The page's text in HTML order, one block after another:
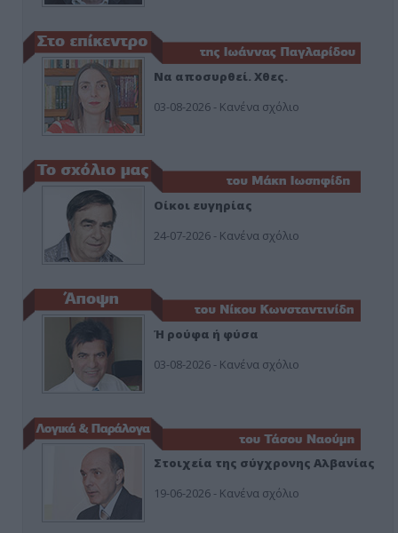
Να αποσυρθεί. Χθες.
03-08-2026 - Κανένα σχόλιο
Οίκοι ευγηρίας
24-07-2026 - Κανένα σχόλιο
Ή ρούφα ή φύσα
03-08-2026 - Κανένα σχόλιο
Στοιχεία της σύγχρονης Αλβανίας
19-06-2026 - Κανένα σχόλιο